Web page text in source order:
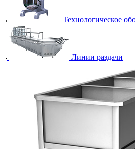
Технологическое
Линии раздачи